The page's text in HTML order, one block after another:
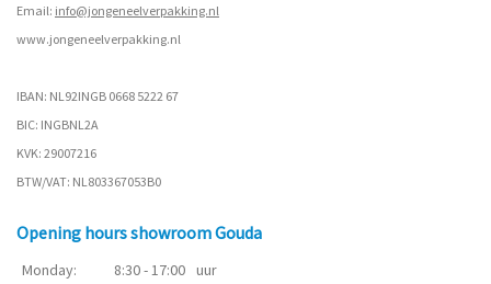
Email: info@jongeneelverpakking.nl
www.jongeneelverpakking.nl
IBAN: NL92INGB 0668 5222 67
BIC: INGBNL2A
KVK: 29007216
BTW/VAT: NL803367053B0
Opening hours showroom Gouda
Monday: 8:30 - 17:00 uur